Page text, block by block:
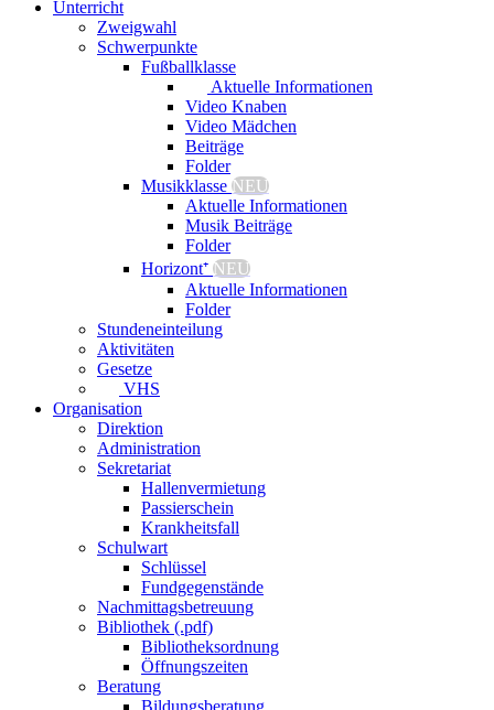
Unterricht
Zweigwahl
Schwerpunkte
Fußballklasse
Aktuelle Informationen
Video Knaben
Video Mädchen
Beiträge
Folder
Musikklasse NEU
Aktuelle Informationen
Musik Beiträge
Folder
Horizont⁺ NEU
Aktuelle Informationen
Folder
Stundeneinteilung
Aktivitäten
Gesetze
VHS
Organisation
Direktion
Administration
Sekretariat
Hallenvermietung
Passierschein
Krankheitsfall
Schulwart
Schlüssel
Fundgegenstände
Nachmittagsbetreuung
Bibliothek (.pdf)
Bibliotheksordnung
Öffnungszeiten
Beratung
Bildungsberatung